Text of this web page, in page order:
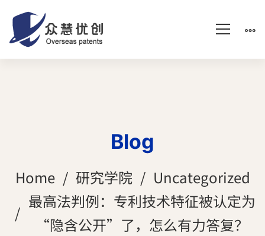
Blog
Home 研究学院
Uncategorized
最高法判例：专利技术特征被认定为
“隐含公开”了，怎么有力答复？